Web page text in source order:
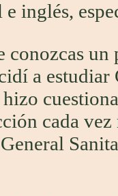
inglés,
conozcas
a
cada